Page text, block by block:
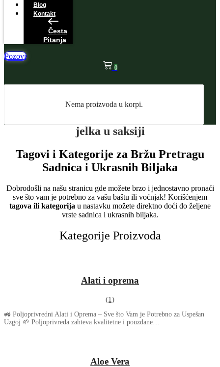
Blog
Kontakt
Česta
Pitanja
Pozovi
0
Nema proizvoda u korpi.
jelka u saksiji
Tagovi i Kategorije za Bržu Pretragu
Sadnica i Ukrasnih Biljaka
Dobrodošli na našu stranicu gde možete brzo i jednostavno pronaći
sve što vam je potrebno za vašu baštu ili voćnjak! Korišćenjem
tagova ili kategorija u nastavku možete direktno doći do željene
vrste sadnica i ukrasnih biljaka.
Kategorije Proizvoda
Alati i oprema
(1)
🚜 Poljoprivredni Alati i Oprema – Sve što Vam je Potrebno za Uspešan
Uzgoj 🌱 Poljoprivreda zahteva kvalitetne i pouzdane…
Aloe Vera